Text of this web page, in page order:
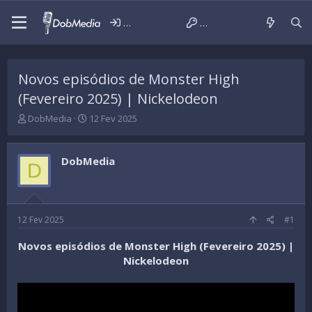
Iniciar sessão Criar conta
Novos episódios de Monster High
(Fevereiro 2025) | Nickelodeon
T
r
e
a
d
t
a
r
t
DobMedia
D
t
a
d
n
c
i
12 Fev 2025
D DobMedia
12 Fev 2025 #1
Novos episódios de Monster High (Fevereiro 2025) |
Nickelodeon